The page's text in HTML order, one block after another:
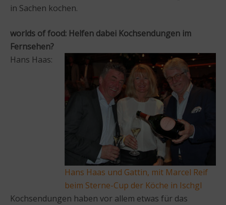
in Sachen kochen.
worlds of food: Helfen dabei Kochsendungen im
Fernsehen?
Hans Haas und Gattin, mit Marcel Reif
beim Sterne-Cup der Köche in Ischgl
Hans Haas:
Kochsendungen haben vor allem etwas für das